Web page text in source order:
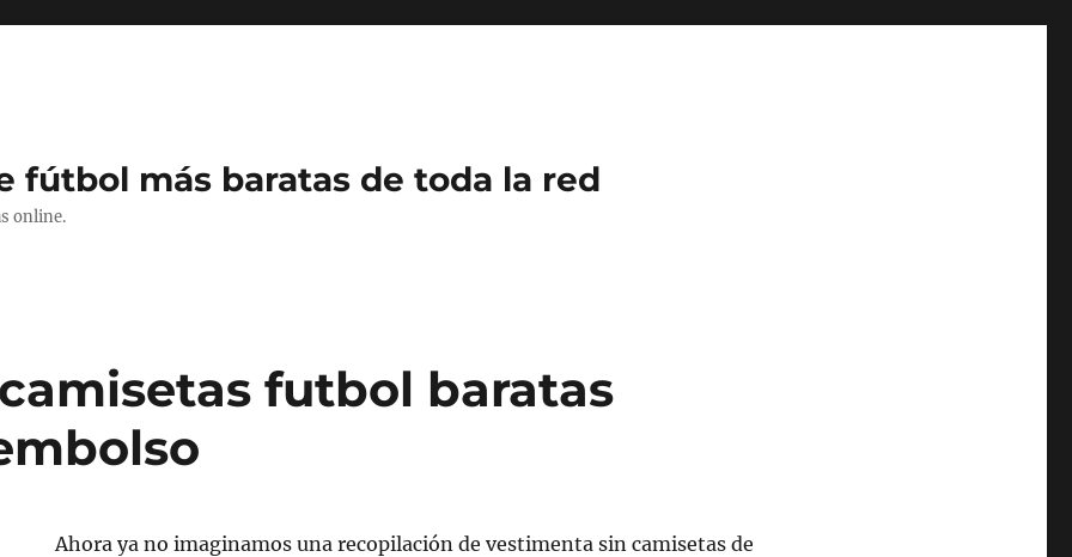
fútbol más baratas de toda la red
online.
futbol baratas
Ahora ya no imaginamos una recopilación de vestimenta sin camisetas de